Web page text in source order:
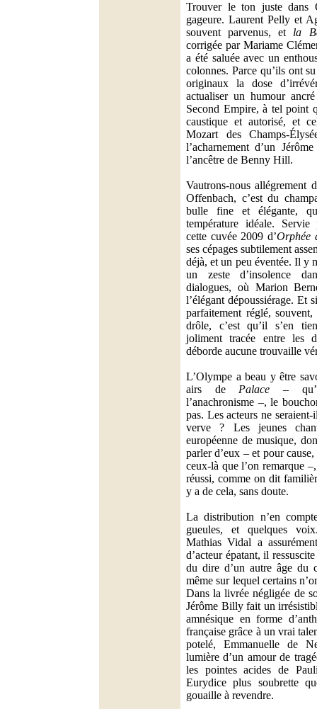
Trouver le ton juste dans
gageure. Laurent Pelly et
souvent parvenus, et la
corrigée par Mariame
a été saluée avec un
colonnes. Parce qu’ils ont
originaux la dose
actualiser un humour
Second Empire, à tel point
caustique et autorisé, et
Mozart des Champs-
l’acharnement d’un
l’ancêtre de Benny Hill.
Vautrons-nous allégrement
Offenbach, c’est du
bulle fine et élégante,
température idéale. Servie
cette cuvée 2009 d’Orphée
ses cépages subtilement
déjà, et un peu éventée. Il y
un zeste d’insolence
dialogues, où Marion
l’élégant dépoussiérage. Et
parfaitement réglé,
drôle, c’est qu’il s’en
joliment tracée entre les
déborde aucune trouvaille
L’Olympe a beau y être
airs de Palace –
l’anachronisme –, le
pas. Les acteurs ne
verve ? Les jeunes
européenne de musique,
parler d’eux – et pour
ceux-là que l’on remarque
réussi, comme on dit
y a de cela, sans doute.
La distribution n’en
gueules, et quelques
Mathias Vidal a
d’acteur épatant, il
du dire d’un autre âge du
même sur lequel certains
Dans la livrée négligée de
Jérôme Billy fait un
amnésique en forme
française grâce à un vrai
potelé, Emmanuelle de
lumière d’un amour de
les pointes acides de
Eurydice plus soubrette
gouaille à revendre.